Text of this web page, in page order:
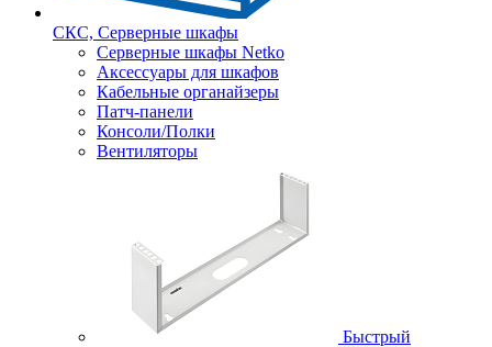
СКС, Серверные шкафы
Серверные шкафы Netko
Аксессуары для шкафов
Кабельные органайзеры
Патч-панели
Консоли/Полки
Вентиляторы
Быстрый